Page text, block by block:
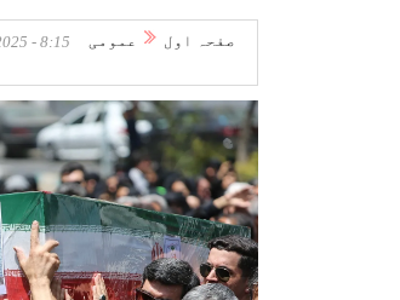
صفحہ اول عمومی
8:15 - June 29, 2025